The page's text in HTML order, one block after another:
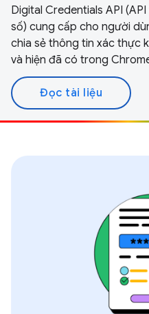
Digital Credentials API
số) cung cấp cho người
chia sẻ thông tin xác thực
và hiện đã có trong
Đọc tài liệu